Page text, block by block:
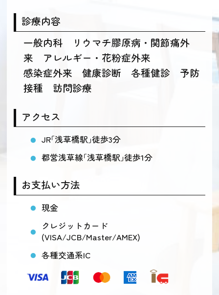
診療内容
一般内科 リウマチ膠原病・関節痛外
来 アレルギー・花粉症外来
感染症外来 健康診断 各種健診 予防
接種 訪問診療
アクセス
JR｢浅草橋駅｣徒歩3分
都営浅草線｢浅草橋駅｣徒歩1分
お支払い方法
現金
クレジットカード
(VISA/JCB/Master/AMEX)
各種交通系IC